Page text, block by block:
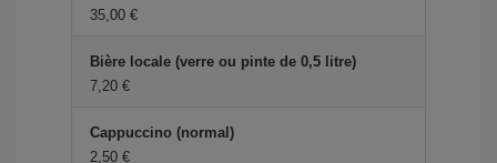
35,00 €
Bière locale (verre ou pinte de 0,5 litre)
7,20 €
Cappuccino (normal)
2,50 €